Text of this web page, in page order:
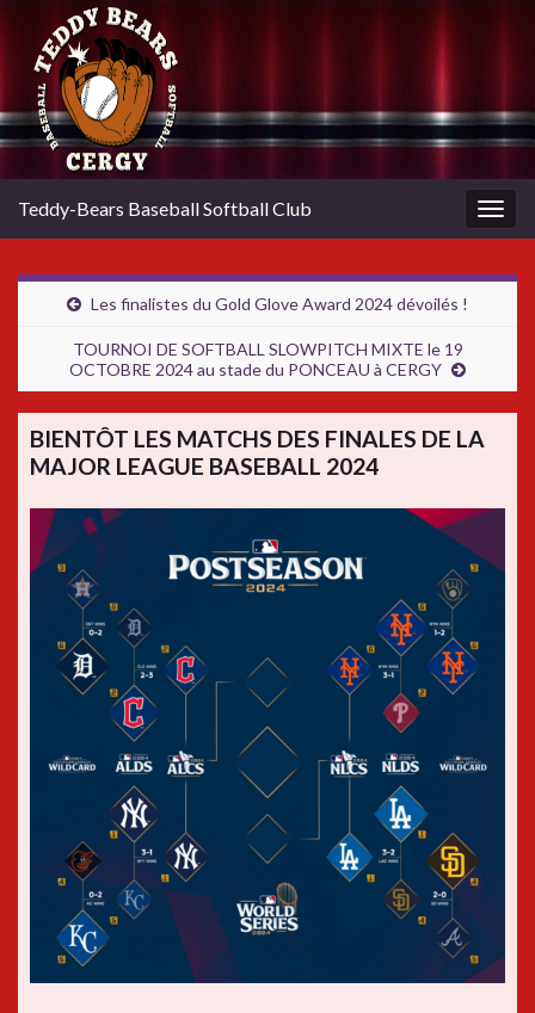
Teddy-Bears Baseball Softball Club
Les finalistes du Gold Glove Award 2024 dévoilés !
TOURNOI DE SOFTBALL SLOWPITCH MIXTE le 19
OCTOBRE 2024 au stade du PONCEAU à CERGY
BIENTÔT LES MATCHS DES FINALES DE LA
MAJOR LEAGUE BASEBALL 2024